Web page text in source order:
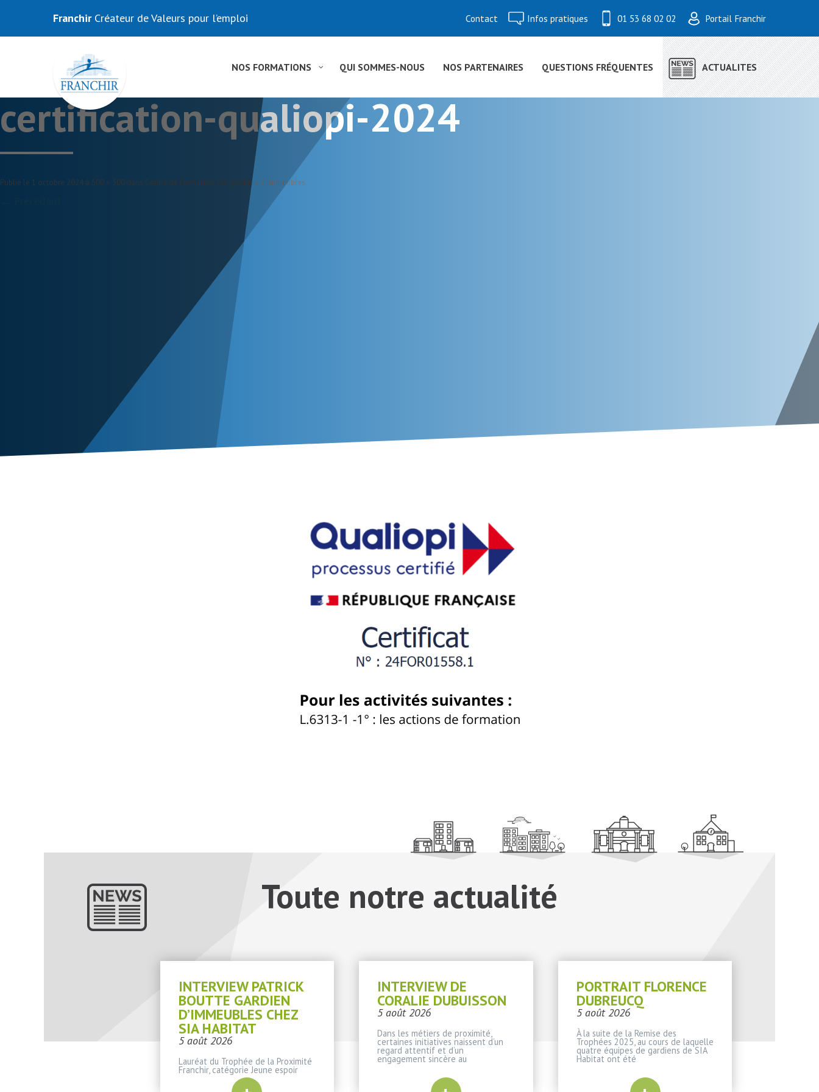
Franchir Créateur de Valeurs pour l’emploi Contact Infos pratiques 01 53 68 02 02 Portail Franchir
contenu
NOS FORMATIONS QUI SOMMES-NOUS NOS PARTENAIRES QUESTIONS FRÉQUENTES ACTUALITES
certification-qualiopi-2024
Publié le 1 octobre 2024 à 500 × 500 dans Centre de formation des gardiens d’immeubles.
Toute notre actualité
INTERVIEW PATRICK
BOUTTE GARDIEN
D’IMMEUBLES CHEZ
SIA HABITAT
5 août 2026
Lauréat du Trophée de la Proximité
Franchir, catégorie Jeune espoir
INTERVIEW DE
CORALIE DUBUISSON
5 août 2026
Dans les métiers de proximité,
certaines initiatives naissent d’un
regard attentif et d’un
engagement sincère au
PORTRAIT FLORENCE
DUBREUCQ
5 août 2026
À la suite de la Remise des
Trophées 2025, au cours de laquelle
quatre équipes de gardiens de SIA
Habitat ont été